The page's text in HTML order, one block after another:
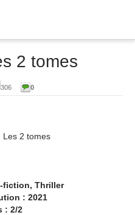
2 tomes
306 0
Les 2 tomes
fiction, Thriller
: 2021
: 2/2